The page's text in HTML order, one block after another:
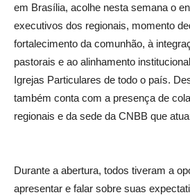
em Brasília, acolhe nesta semana o
executivos dos regionais, momento
fortalecimento da comunhão, à
pastorais e ao alinhamento
Igrejas Particulares de todo o país.
também conta com a presença de
regionais e da sede da CNBB que
Durante a abertura, todos tiveram a
apresentar e falar sobre suas